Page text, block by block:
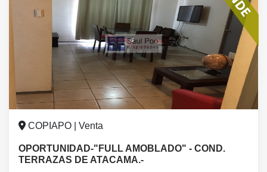
COPIAPO | Venta
OPORTUNIDAD-"FULL AMOBLADO" - COND.
TERRAZAS DE ATACAMA.-